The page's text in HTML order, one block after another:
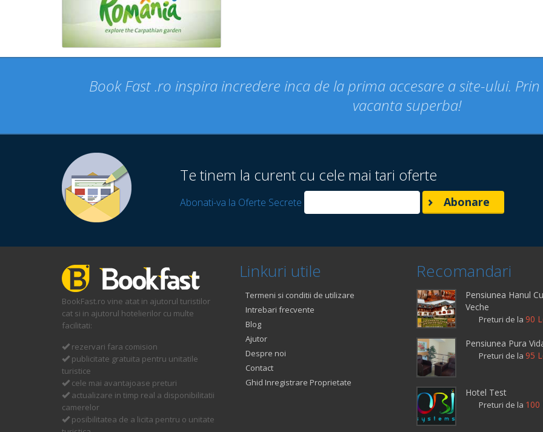
Book Fast .ro inspira incredere inca de la prima accesare a site-ului.
vacanta superba!
Te tinem la curent cu cele mai tari oferte
Abonati-va la Oferte Secrete
BookFast.ro vine atat in ajutorul turistilor
cat si in ajutorul hotelierilor cu multe
facilitati:
rezervari fara comision
publicitate gratuita pentru unitatile
turistice
cele mai avantajoase preturi
actualizare in timp real a disponibilitatii
camerelor
posibilitatea de a licita pentru o unitate
Linkuri utile
Termeni si conditii de utilizare
Intrebari frecvente
Blog
Ajutor
Despre noi
Contact
Ghid Inregistrare Proprietate
Recomandari
Pensiunea Hanul
Veche
Preturi de la 90
Pensiunea Pura
Preturi de la 95
Hotel Test
Preturi de la 100